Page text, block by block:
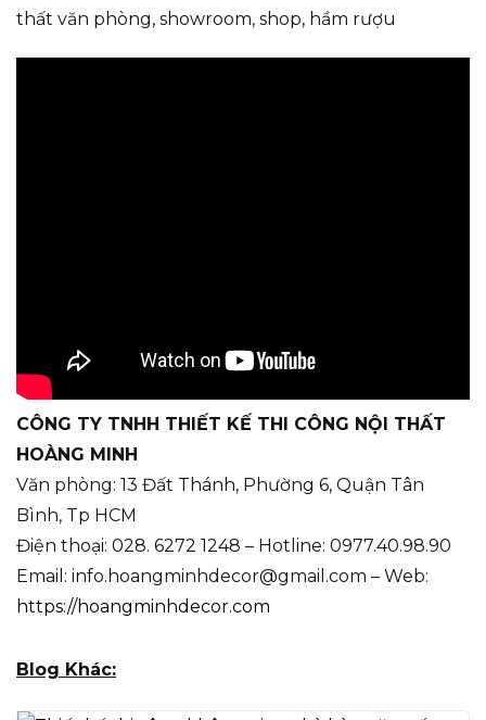
thất văn phòng, showroom, shop, hầm rượu
CÔNG TY TNHH THIẾT KẾ THI CÔNG NỘI THẤT
HOÀNG MINH
Văn phòng: 13 Đất Thánh, Phường 6, Quận Tân
Bình, Tp HCM
Điện thoại: 028. 6272 1248 – Hotline: 0977.40.98.90
Email: info.hoangminhdecor@gmail.com – Web:
https://hoangminhdecor.com
Blog Khác: